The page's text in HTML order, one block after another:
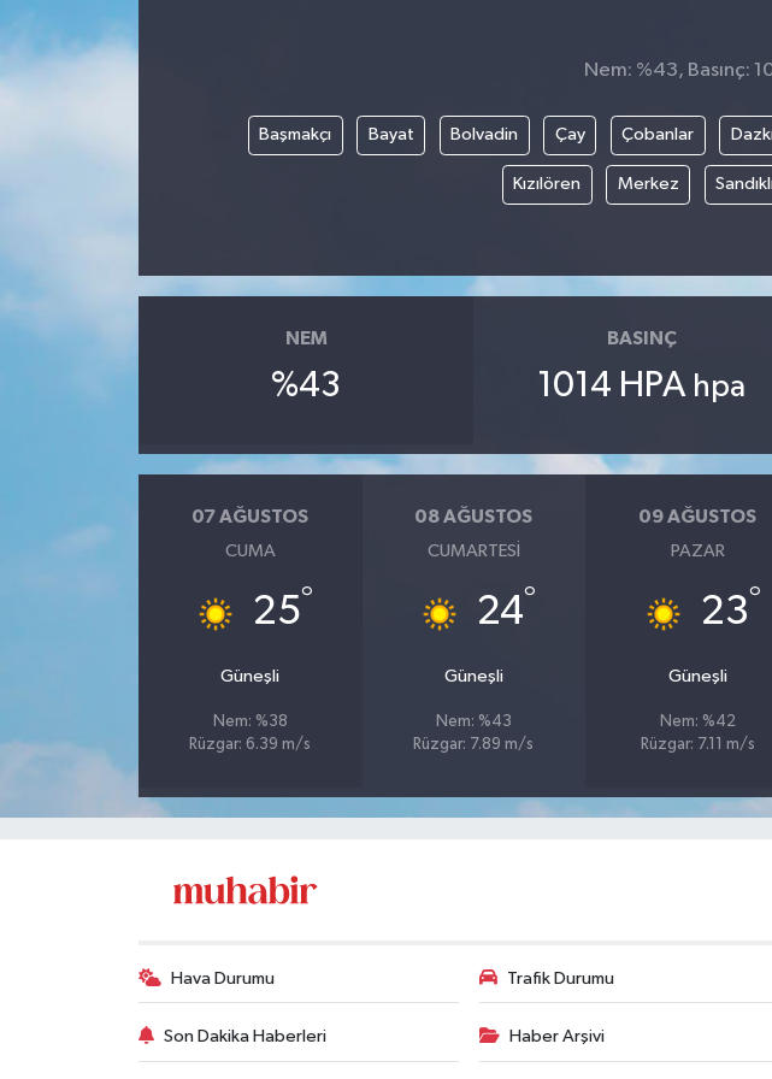
Nem: %43, Basınç:
Başmakçı Bayat Bolvadin Çay Çobanlar
Kızılören Merkez
NEM
%43
BASINÇ
1014 HPA hpa
07 AĞUSTOS
CUMA
25°
Güneşli
Nem: %38
Rüzgar: 6.39 m/s
08 AĞUSTOS
CUMARTESI
24°
Güneşli
Nem: %43
Rüzgar: 7.89 m/s
09 AĞUSTOS
PAZAR
23°
Güneşli
Nem: %42
Rüzgar: 7.11 m/s
Hava Durumu Trafik Durumu
Son Dakika Haberleri Haber Arşivi